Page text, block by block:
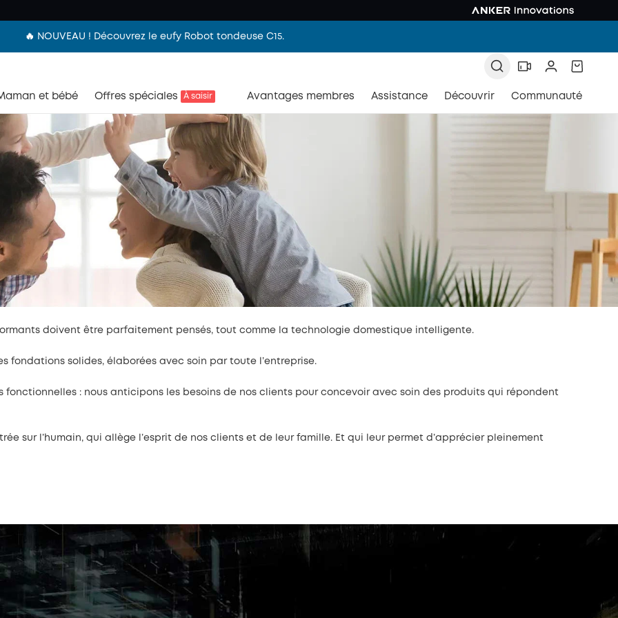
🔥 NOUVEAU ! Découvrez le eufy Robot tondeuse C15.
et bébé Offres spéciales À saisir Avantages membres Assistance Découvrir Communauté
doivent être parfaitement pensés, tout comme la technologie domestique intelligente.
fondations solides, élaborées avec soin par toute l’entreprise.
fonctionnelles : nous anticipons les besoins de nos clients pour concevoir avec soin des produits qui répondent
sur l’humain, qui allège l’esprit de nos clients et de leur famille. Et qui leur permet d’apprécier pleinement